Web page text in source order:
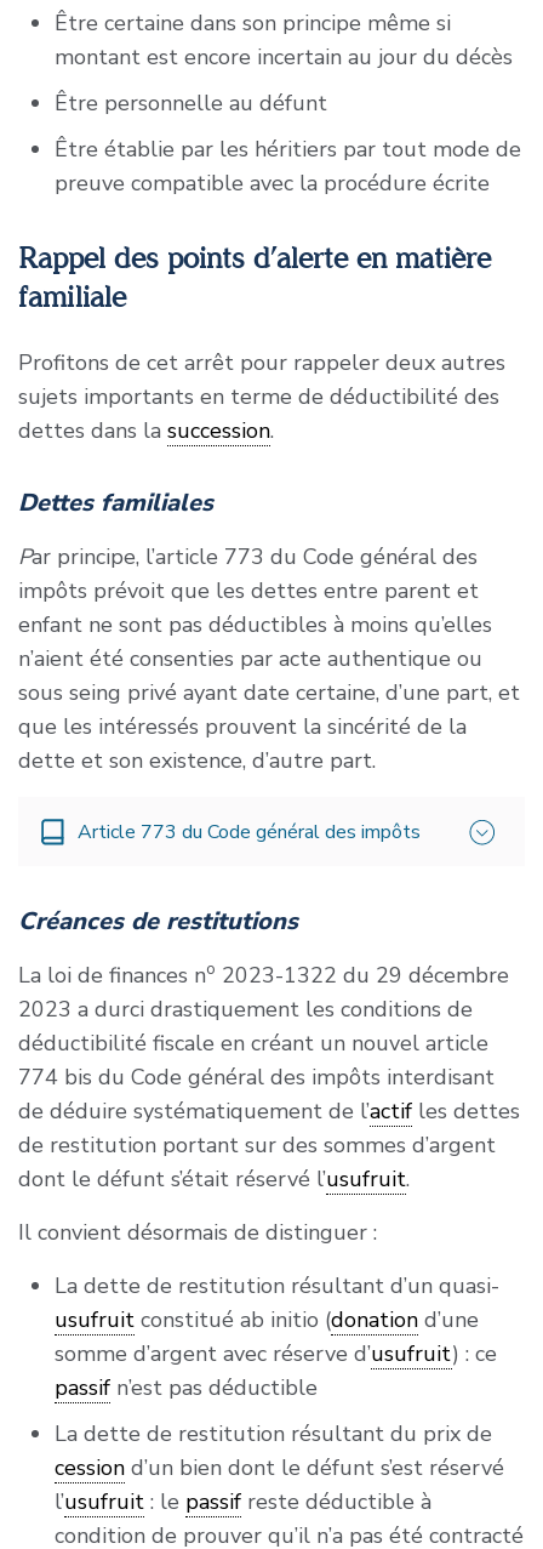
par tous modes de preuve compatibles avec la
procédure écrite. ».
Être certaine dans son principe même si
montant est encore incertain au jour du décès
Être personnelle au défunt
Être établie par les héritiers par tout mode de
preuve compatible avec la procédure écrite
Rappel des points d’alerte en matière
familiale
Profitons de cet arrêt pour rappeler deux autres
sujets importants en terme de déductibilité des
dettes dans la succession.
Dettes familiales
Par principe, l’article 773 du Code général des
impôts prévoit que les dettes entre parent et
enfant ne sont pas déductibles à moins qu’elles
n’aient été consenties par acte authentique ou
sous seing privé ayant date certaine, d’une part, et
que les intéressés prouvent la sincérité de la
dette et son existence, d’autre part.
Article 773 du Code général des impôts
« Toutefois ne sont pas déductibles :
1° Les dettes échues depuis plus de trois mois
avant l’ouverture de la succession, à moins qu’il
ne soit produit une attestation du créancier en
certifiant l’existence à cette époque, dans la
forme et suivant les règles déterminées
àl’article L. 20du livre des procédures fiscales ;
2° Les dettes consenties par le défunt au profit
de ses héritiers ou de personnes interposées.
personnes désignées dansl’article 911, dernier
alinéa, du code civil.
Néanmoins, lorsque la dette a été consentie par
un acte authentique ou par un acte sous-seing
privé ayant date certaine avant l’ouverture de la
succession autrement que par le décès d’une
des parties contractantes, les héritiers,
Créances de restitutions
La loi de finances no 2023-1322 du 29 décembre
2023 a durci drastiquement les conditions de
déductibilité fiscale en créant un nouvel article
774 bis du Code général des impôts interdisant
de déduire systématiquement de l’actifles dettes
de restitution portant sur des sommes d’argent
dont le défunt s’était réservé l’usufruit.
Il convient désormais de distinguer :
La dette de restitution résultant d’un quasi-
usufruitconstitué ab initio (donationd’une
somme d’argent avec réserve d’usufruit) : ce
passifn’est pas déductible
La dette de restitution résultant du prix de
cessiond’un bien dont le défunt s’est réservé
l’usufruit: le passifreste déductible à
condition de prouver qu’il n’a pas été contracté